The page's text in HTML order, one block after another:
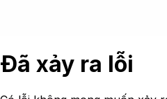
Đã xảy ra lỗi